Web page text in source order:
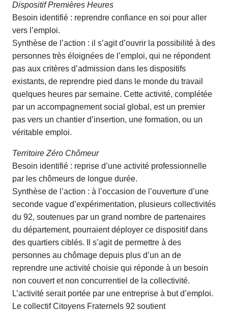
Dispositif Premières Heures
Besoin identifié : reprendre confiance en soi pour aller
vers l’emploi.
Synthèse de l’action : il s’agit d’ouvrir la possibilité à des
personnes très éloignées de l’emploi, qui ne répondent
pas aux critères d’admission dans les dispositifs
existants, de reprendre pied dans le monde du travail
quelques heures par semaine. Cette activité, complétée
par un accompagnement social global, est un premier
pas vers un chantier d’insertion, une formation, ou un
véritable emploi.
Territoire Zéro Chômeur
Besoin identifié : reprise d’une activité professionnelle
par les chômeurs de longue durée.
Synthèse de l’action : à l’occasion de l’ouverture d’une
seconde vague d’expérimentation, plusieurs collectivités
du 92, soutenues par un grand nombre de partenaires
du département, pourraient déployer ce dispositif dans
des quartiers ciblés. Il s’agit de permettre à des
personnes au chômage depuis plus d’un an de
reprendre une activité choisie qui réponde à un besoin
non couvert et non concurrentiel de la collectivité.
L’activité serait portée par une entreprise à but d’emploi.
Le collectif Citoyens Fraternels 92 soutient